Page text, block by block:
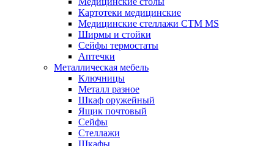
Картотеки медицинские
Медицинские стеллажи CTM MS
Ширмы и стойки
Сейфы термостаты
Аптечки
Металлическая мебель
Ключницы
Металл разное
Шкаф оружейный
Ящик почтовый
Сейфы
Стеллажи
Шкафы